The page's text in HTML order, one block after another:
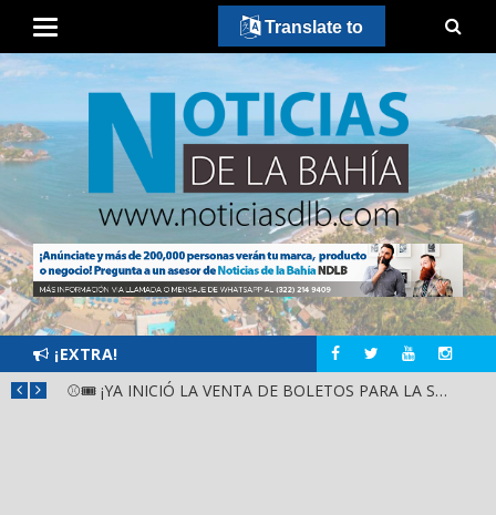
¡EXTRA!
⚾🎟️ ¡YA INICIÓ LA VENTA DE BOLETOS PARA LA SERIE DEL CARIBE KIDS NAYARIT 2026!
Translate to